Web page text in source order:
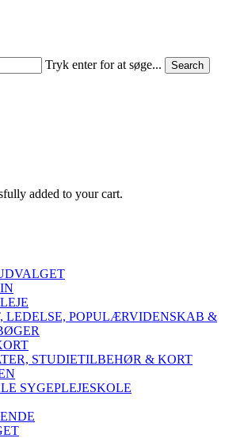
Tryk enter for at søge... Search
added to your cart.
LEDELSE, POPULÆRVIDENSKAB &
STUDIETILBEHØR & KORT
SYGEPLEJESKOLE
Menu